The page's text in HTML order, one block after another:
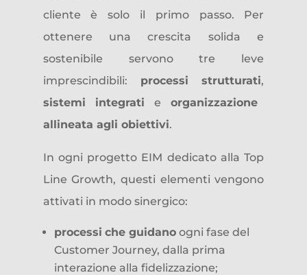
cliente è solo il primo passo. Per
ottenere una crescita solida e
sostenibile servono tre leve
imprescindibili: processi strutturati,
sistemi integrati e organizzazione
allineata agli obiettivi.
In ogni progetto EIM dedicato alla Top
Line Growth, questi elementi vengono
attivati in modo sinergico:
processi che guidanoogni fase del
Customer Journey, dalla prima
interazione alla fidelizzazione;